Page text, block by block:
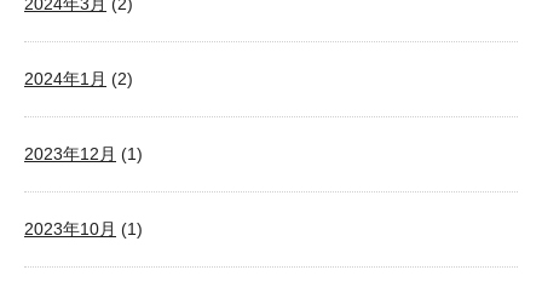
2024年1月 (2)
2023年12月 (1)
2023年10月 (1)